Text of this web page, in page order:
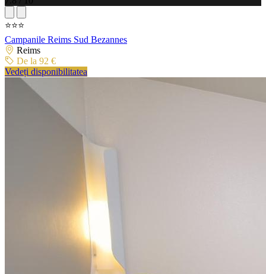
⭐⭐⭐
Campanile Reims Sud Bezannes
Reims
De la 92 €
Vedeți disponibilitatea